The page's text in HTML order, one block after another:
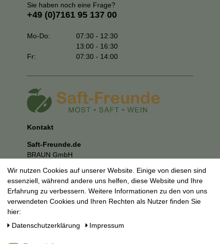
Sie haben noch eine Frage?
+49 (0)7161 95 137 00
Mo-Do:
07:30 - 12:30
13:00 - 16:30
Fr:
07:30 - 14:00
Kontakt
Saft-Freunde.de
BRAUN GmbH
73037 Göppingen
E-Mail:mail@saft-freunde.de
Unternehmen
Impressum
Wir nutzen Cookies auf unserer Website. Einige von diesen sind
essenziell, während andere uns helfen, diese Website und Ihre
Erfahrung zu verbessern. Weitere Informationen zu den von uns
verwendeten Cookies und Ihren Rechten als Nutzer finden Sie
hier:
Daten­schutz­erklärung
Impressum